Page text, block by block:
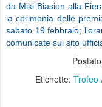
da Miki Biasion alla
la cerimonia delle
sabato 19 febbraio;
comunicate sul sito
Postato
Etichette: Trofeo